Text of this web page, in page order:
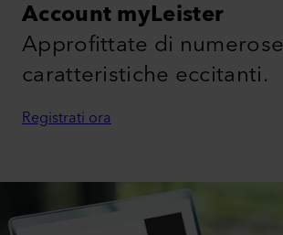
Account myLeister
Approfittate di numerose
caratteristiche eccitanti.
Registrati ora